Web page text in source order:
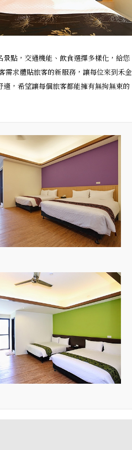
點，交通機能、飲食選擇多樣化，給您
需求體貼旅客的新服務，讓每位來到禾金
，希望讓每個旅客都能擁有無拘無束的